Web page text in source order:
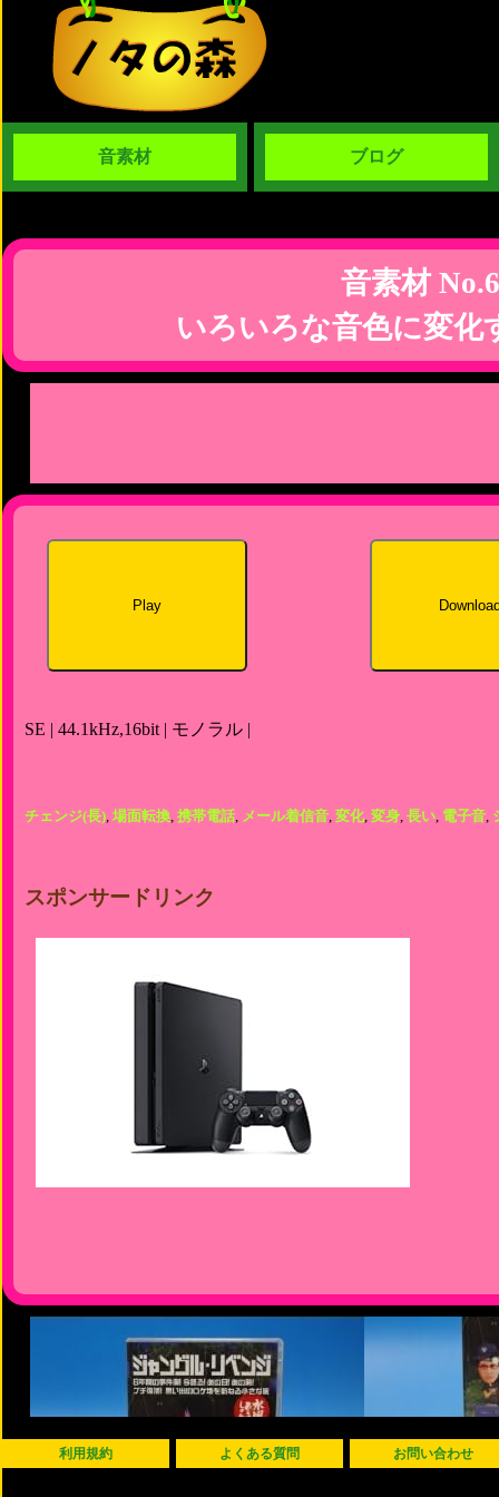
音素材 ブログ
音素材
いろいろな音色に変化
Play
SE | 44.1kHz,16bit | モノラル |
チェンジ(長), 場面転換, 携帯電話, メール着信音, 変化, 変身, 長い, 電子音,
スポンサードリンク
利用規約 よくある質問 お問い合わせ